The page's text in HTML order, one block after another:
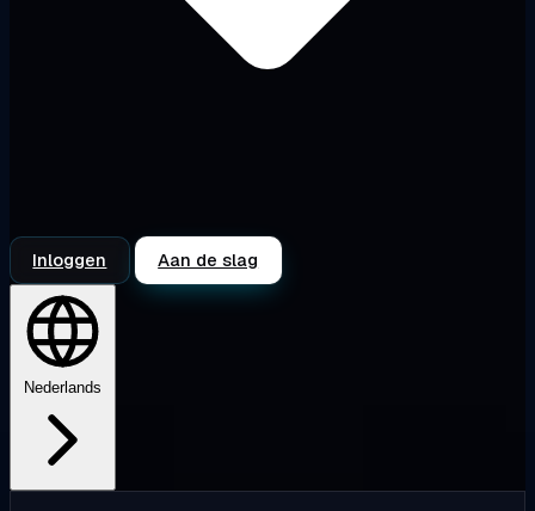
Inloggen Aan de slag
Nederlands